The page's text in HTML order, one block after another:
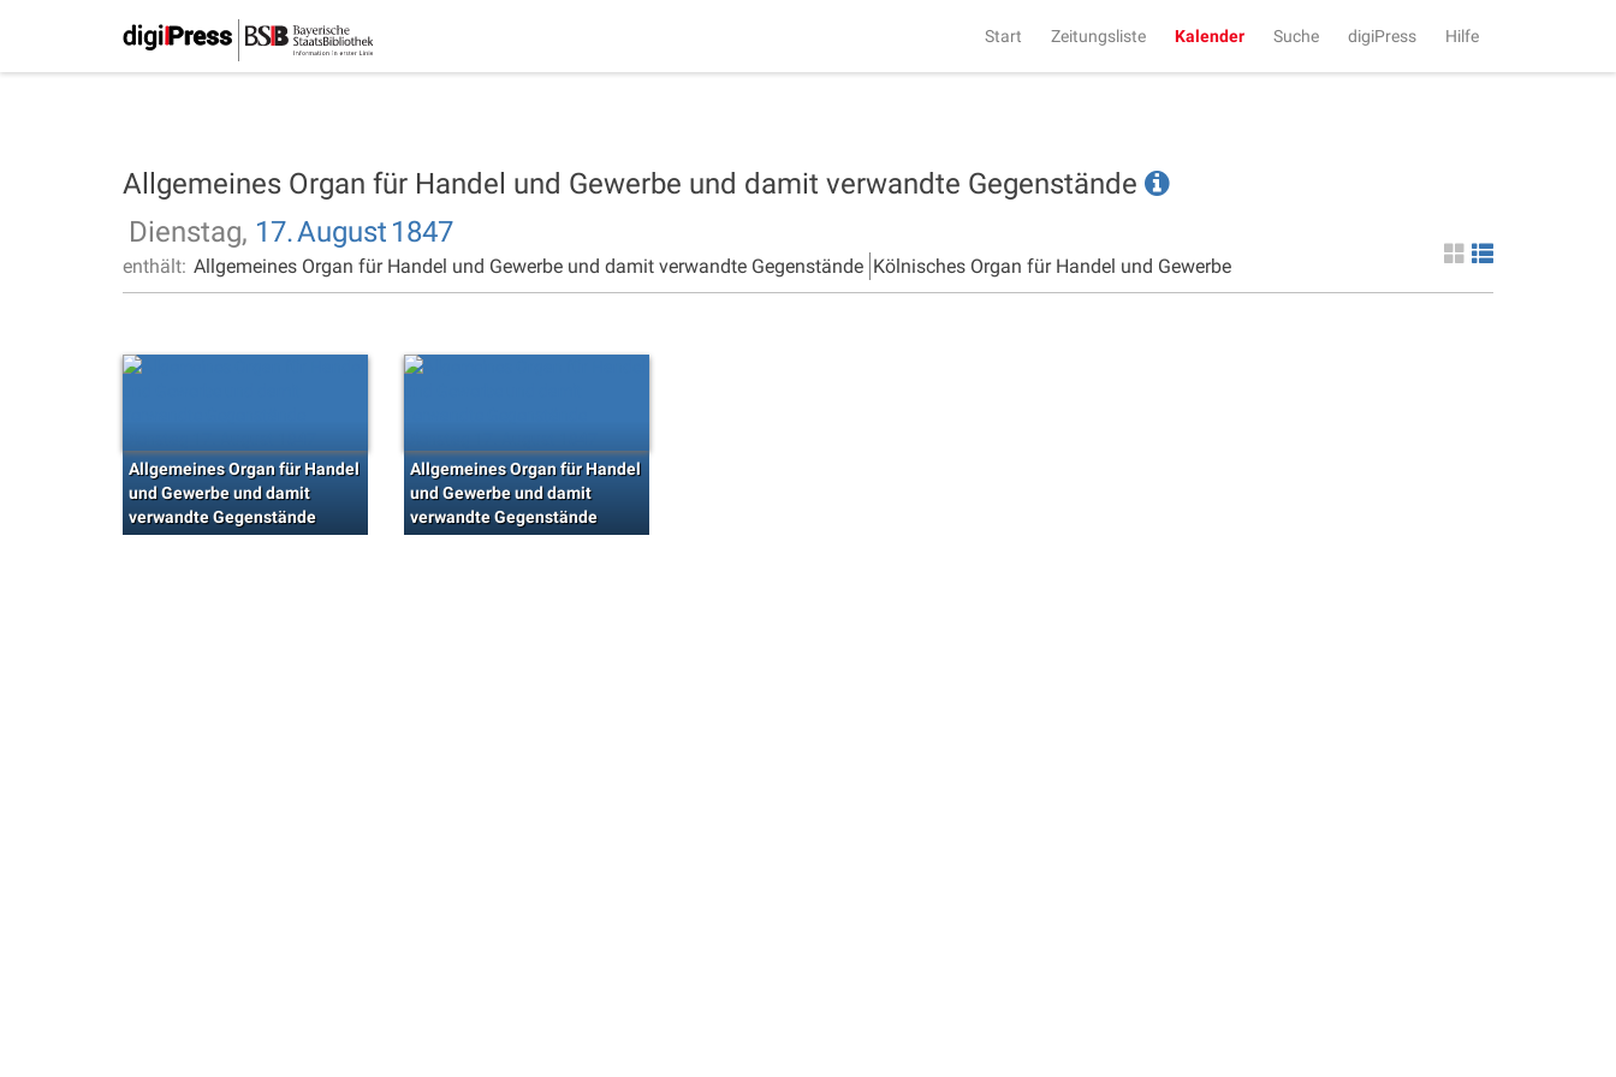
Start Zeitungsliste Kalender Suche digiPress Hilfe
Allgemeines Organ für Handel und Gewerbe und damit verwandte Gegenstände
Dienstag, 17.August 1847
enthält: Allgemeines Organ für Handel und Gewerbe und damit verwandte Gegenstände Kölnisches Organ für Handel und Gewerbe
Allgemeines Organ für Handel
und Gewerbe und damit
verwandte Gegenstände
Allgemeines Organ für Handel
und Gewerbe und damit
verwandte Gegenstände